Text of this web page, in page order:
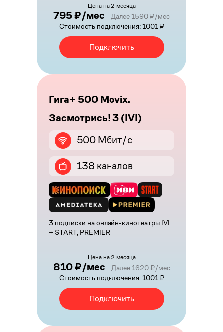
Цена на 2 месяца
795 ₽/мес
Далее 1590 ₽/мес
Стоимость подключения: 1001 ₽
Подключить
Гига+ 500 Movix.
Засмотрись! 3 (IVI)
500 Мбит/с
138 каналов
3 подписки на онлайн-кинотеатры IVI
+ START, PREMIER
Цена на 2 месяца
810 ₽/мес
Далее 1620 ₽/мес
Стоимость подключения: 1001 ₽
Подключить